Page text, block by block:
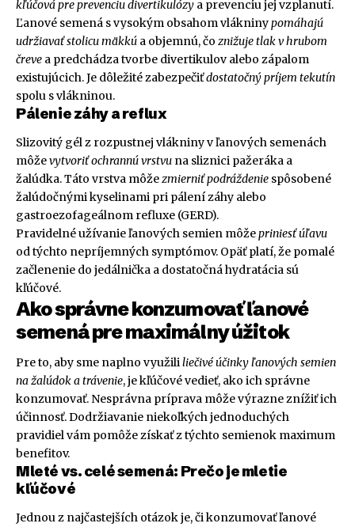
kľúčová pre prevenciu divertikulózy a prevenciu jej vzplanutí.
Ľanové semená s vysokým obsahom vlákninypomáhajú
udržiavať stolicu mäkkú a objemnú, čo znižuje tlak v hrubom
čreve a predchádza tvorbe divertikulov alebo zápalom
existujúcich. Je dôležité zabezpečiťdostatočný príjem tekutín
spolu s vlákninou.
Pálenie záhy a reflux
Slizovitý gél z rozpustnej vlákniny v ľanových semenách
môževytvoriť ochrannú vrstvu na sliznici pažeráka a
žalúdka. Táto vrstva môžezmierniť podráždenie spôsobené
žalúdočnými kyselinami pri pálení záhy alebo
gastroezofageálnom refluxe (GERD).
Pravidelné užívanie ľanových semien môžepriniesť úľavu
od týchto nepríjemných symptómov. Opäť platí, že pomalé
začlenenie do jedálnička a dostatočná hydratácia sú
kľúčové.
Ako správne konzumovať ľanové
semená pre maximálny úžitok
Pre to, aby sme naplno využililiečivé účinky ľanových semien
na žalúdok a trávenie, je kľúčové vedieť, ako ich správne
konzumovať. Nesprávna príprava môže výrazne znížiť ich
účinnosť. Dodržiavanie niekoľkých jednoduchých
pravidiel vám pomôže získať z týchto semienok maximum
benefitov.
Mleté vs. celé semená: Prečo je mletie
kľúčové
Jednou z najčastejších otázok je, či konzumovať ľanové